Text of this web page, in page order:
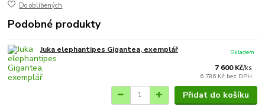
Do oblíbených
Podobné produkty
Juka elephantipes Gigantea, exemplář
7 600 Kč/ks
6 786 Kč bez DPH
Skladem
Přidat do košíku